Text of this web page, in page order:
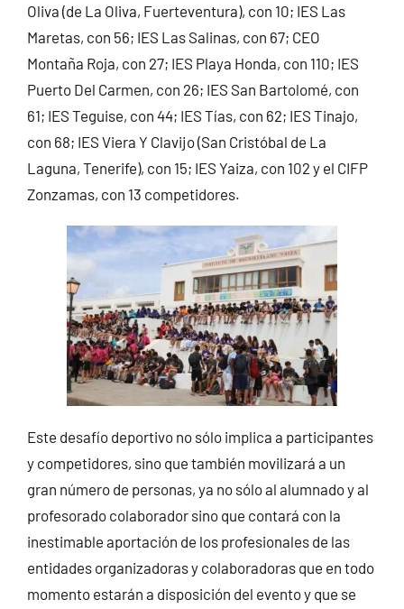
Oliva (de La Oliva, Fuerteventura), con 10; IES Las
Maretas, con 56; IES Las Salinas, con 67; CEO
Montaña Roja, con 27; IES Playa Honda, con 110; IES
Puerto Del Carmen, con 26; IES San Bartolomé, con
61; IES Teguise, con 44; IES Tías, con 62; IES Tinajo,
con 68; IES Viera Y Clavijo (San Cristóbal de La
Laguna, Tenerife), con 15; IES Yaiza, con 102 y el CIFP
Zonzamas, con 13 competidores.
Este desafío deportivo no sólo implica a participantes
y competidores, sino que también movilizará a un
gran número de personas, ya no sólo al alumnado y al
profesorado colaborador sino que contará con la
inestimable aportación de los profesionales de las
entidades organizadoras y colaboradoras que en todo
momento estarán a disposición del evento y que se